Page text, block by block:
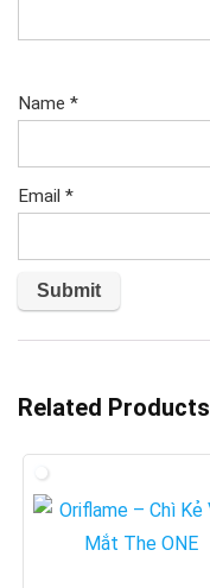
Name *
Email *
Related Products